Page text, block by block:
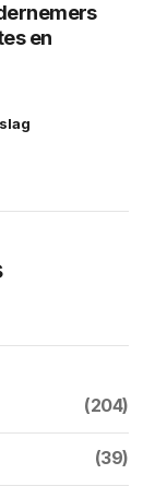
en
(204)
(39)